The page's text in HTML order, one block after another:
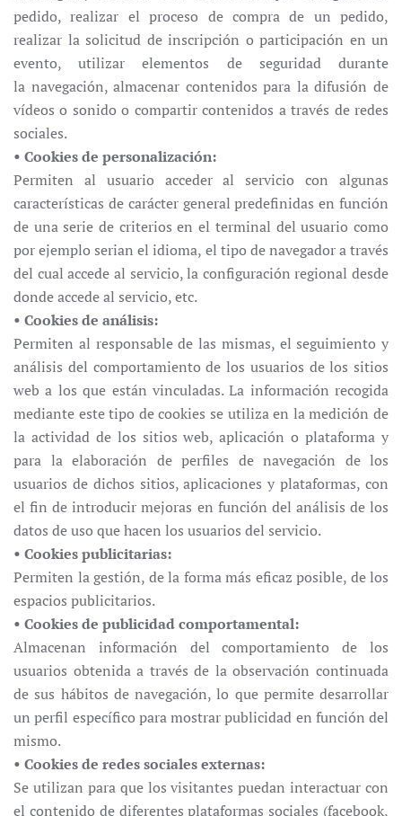
pedido, realizar el proceso de compra de un pedido,
realizar la solicitud de inscripción o participación en un
evento, utilizar elementos de seguridad durante
la navegación, almacenar contenidos para la difusión de
vídeos o sonido o compartir contenidos a través de redes
sociales.
• Cookies de personalización:
Permiten al usuario acceder al servicio con algunas
características de carácter general predefinidas en función
de una serie de criterios en el terminal del usuario como
por ejemplo serian el idioma, el tipo de navegador a través
del cual accede al servicio, la configuración regional desde
donde accede al servicio, etc.
• Cookies de análisis:
Permiten al responsable de las mismas, el seguimiento y
análisis del comportamiento de los usuarios de los sitios
web a los que están vinculadas. La información recogida
mediante este tipo de cookies se utiliza en la medición de
la actividad de los sitios web, aplicación o plataforma y
para la elaboración de perfiles de navegación de los
usuarios de dichos sitios, aplicaciones y plataformas, con
el fin de introducir mejoras en función del análisis de los
datos de uso que hacen los usuarios del servicio.
• Cookies publicitarias:
Permiten la gestión, de la forma más eficaz posible, de los
espacios publicitarios.
• Cookies de publicidad comportamental:
Almacenan información del comportamiento de los
usuarios obtenida a través de la observación continuada
de sus hábitos de navegación, lo que permite desarrollar
un perfil específico para mostrar publicidad en función del
mismo.
• Cookies de redes sociales externas:
Se utilizan para que los visitantes puedan interactuar con
el contenido de diferentes plataformas sociales (facebook,